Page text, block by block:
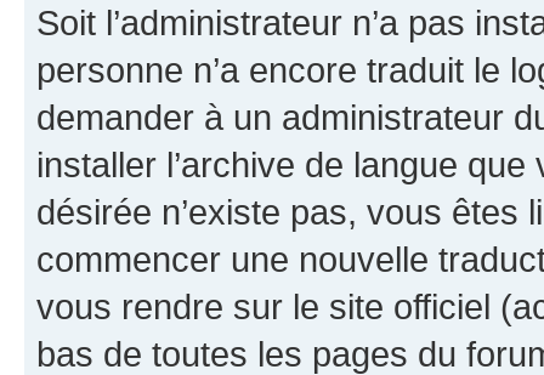
Soit l’administrateur n’a pas
personne n’a encore traduit le
demander à un administrateur
installer l’archive de langue
désirée n’existe pas, vous êtes
commencer une nouvelle
vous rendre sur le site officiel
bas de toutes les pages du